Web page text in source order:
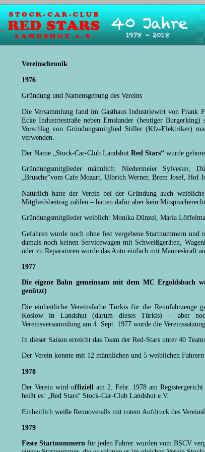
Vereinschronik
1976
Gründung und Namensgebung des Vereins
Die Versammlung fand im Gasthaus Industriewirt von Frank
Ecke Industriestraße neben Emslander (heutiger
Vorschlag von Gründungsmitglied Stiller (Kfz-Elektriker)
verwenden.
Der Name „Stock-Car-Club Landshut Red Stars“wurde
Gründungsmitglieder männlich: Niedermeier
„Brusche“vom Cafe Mozart, Ulbrich Werner, Brem Josef, Hof
Natürlich hatte der Verein bei der Gründung auch
Mitgliedsbeitrag zahlen – hatten dafür aber kein
Gründungsmitglieder weiblich: Monika Dünzel, Maria
Gefahren wurde noch ohne fest vergebene Startnummern und
damals noch keinen Servicewagen mit Schweißgeräten,
oder zu Reparaturen wurde das Auto einfach mit Manneskraft
1977
Die eigene Bahn gemeinsam mit dem MC Ergoldsbach
genützt)
Die einheitliche Vereinsfarbe Türkis für die Rennfahrzeuge
Koslow in Landshut (darum dieses Türkis) – aber
Vereinsversammlung am 4. Sept. 1977 wurde die
In dieser Saison erreicht das Team der Red-Stars unter 40
Der Verein konnte mit 12 männlichen und 5 weiblichen Fahrern
1978
Der Verein wird offiziellam 2. Febr. 1978 am
heißt es: „Red Stars“ Stock-Car-Club Landshut e.V.
Einheitlich weiße Rennoveralls mit rotem Aufdruck des
1979
Feste Startnummernfür jeden Fahrer wurden vom BSCV